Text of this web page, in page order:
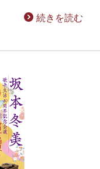
続きを読む